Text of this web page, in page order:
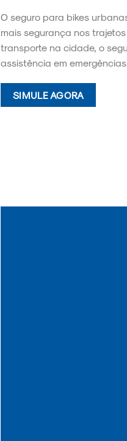
O seguro para bikes
mais segurança nos
transporte na cidade, o
assistência em
SIMULE AGORA